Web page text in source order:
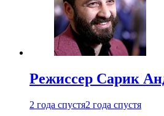
Режиссер Сарик
2 года спустя2 года спустя